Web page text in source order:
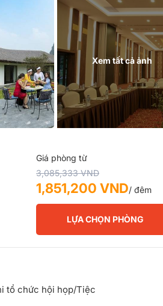
Xem tất cả ảnh
Giá phòng từ
3,085,333 VND
1,851,200 VND/ đêm
LỰA CHỌN PHÒNG
tổ chức hội họp/Tiệc